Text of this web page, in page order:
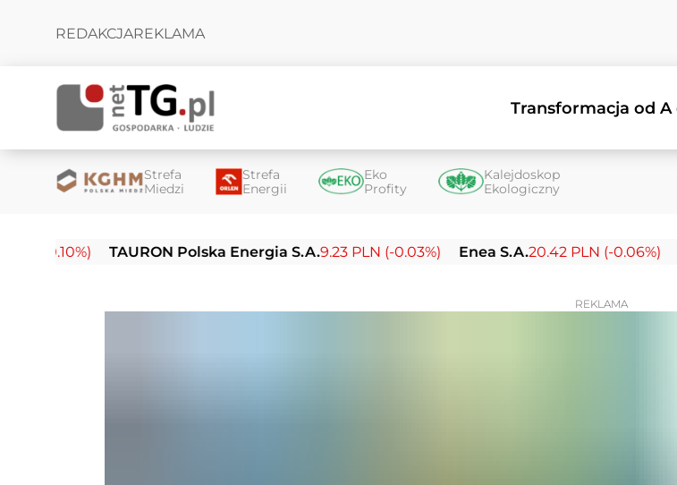
REDAKCJAREKLAMA
Transformacja od A
Strefa
Miedzi
Strefa
Energii
Eko
Profity
Kalejdoskop
Ekologiczny
TAURON Polska Energia S.A.9.23 PLN (-0.03%) Enea S.A.20.42 PLN (-0.06%) Lubelski
REKLAMA